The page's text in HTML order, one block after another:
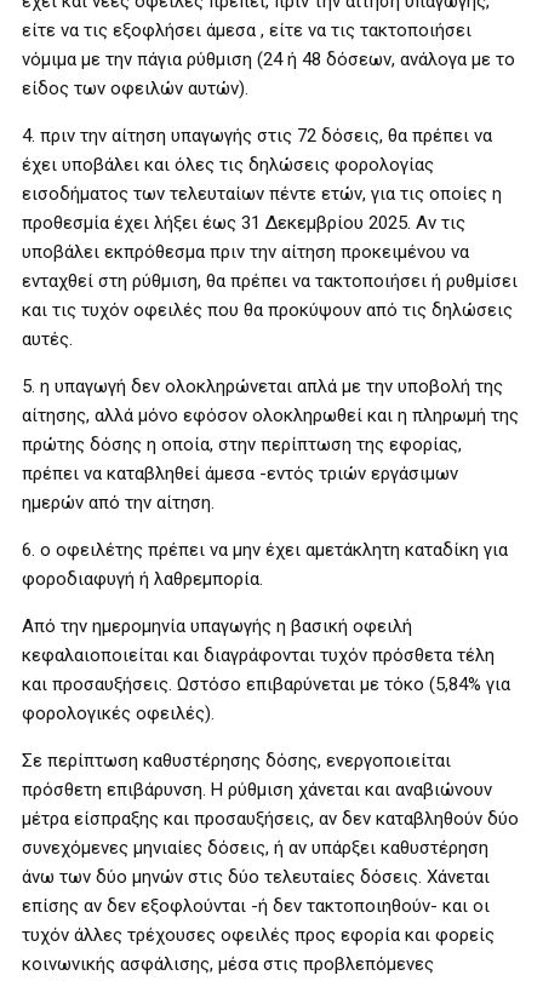
είτε να τις εξοφλήσει άμεσα , είτε να τις τακτοποιήσει
νόμιμα με την πάγια ρύθμιση (24 ή 48 δόσεων, ανάλογα με το
είδος των οφειλών αυτών).
4. πριν την αίτηση υπαγωγής στις 72 δόσεις, θα πρέπει να
έχει υποβάλει και όλες τις δηλώσεις φορολογίας
εισοδήματος των τελευταίων πέντε ετών, για τις οποίες η
προθεσμία έχει λήξει έως 31 Δεκεμβρίου 2025. Αν τις
υποβάλει εκπρόθεσμα πριν την αίτηση προκειμένου να
ενταχθεί στη ρύθμιση, θα πρέπει να τακτοποιήσει ή ρυθμίσει
και τις τυχόν οφειλές που θα προκύψουν από τις δηλώσεις
αυτές.
5. η υπαγωγή δεν ολοκληρώνεται απλά με την υποβολή της
αίτησης, αλλά μόνο εφόσον ολοκληρωθεί και η πληρωμή της
πρώτης δόσης η οποία, στην περίπτωση της εφορίας,
πρέπει να καταβληθεί άμεσα -εντός τριών εργάσιμων
ημερών από την αίτηση.
6. ο οφειλέτης πρέπει να μην έχει αμετάκλητη καταδίκη για
φοροδιαφυγή ή λαθρεμπορία.
Από την ημερομηνία υπαγωγής η βασική οφειλή
κεφαλαιοποιείται και διαγράφονται τυχόν πρόσθετα τέλη
και προσαυξήσεις. Ωστόσο επιβαρύνεται με τόκο (5,84% για
φορολογικές οφειλές).
Σε περίπτωση καθυστέρησης δόσης, ενεργοποιείται
πρόσθετη επιβάρυνση. Η ρύθμιση χάνεται και αναβιώνουν
μέτρα είσπραξης και προσαυξήσεις, αν δεν καταβληθούν δύο
συνεχόμενες μηνιαίες δόσεις, ή αν υπάρξει καθυστέρηση
άνω των δύο μηνών στις δύο τελευταίες δόσεις. Χάνεται
επίσης αν δεν εξοφλούνται -ή δεν τακτοποιηθούν- και οι
τυχόν άλλες τρέχουσες οφειλές προς εφορία και φορείς
κοινωνικής ασφάλισης, μέσα στις προβλεπόμενες